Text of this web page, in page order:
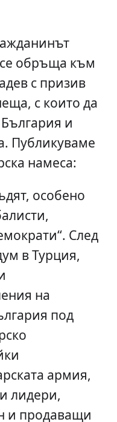
обръща към
с призив
с които да
и
Публикуваме
намеса:
особено
След
в Турция,
на
под
армия,
лидери,
и продаващи